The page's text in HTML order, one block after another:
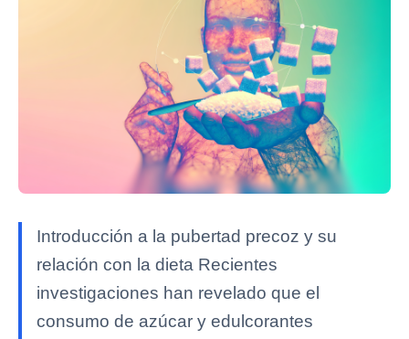
Introducción a la pubertad precoz y su
relación con la dieta Recientes
investigaciones han revelado que el
consumo de azúcar y edulcorantes